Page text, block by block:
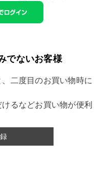
でないお客様
二度目のお買い物時に
るなどお買い物が便利